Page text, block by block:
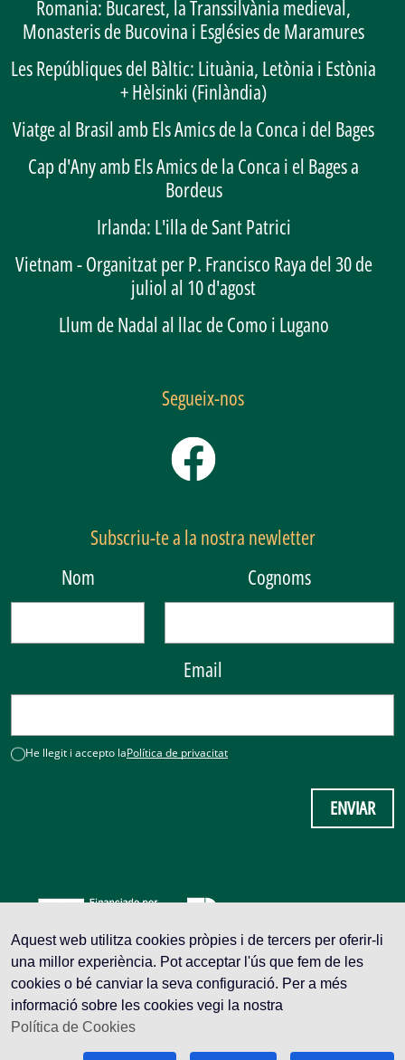
Romania: Bucarest, la Transsilvània medieval,
Monasteris de Bucovina i Esglésies de Maramures
Les Repúbliques del Bàltic: Lituània, Letònia i Estònia
+ Hèlsinki (Finlàndia)
Viatge al Brasil amb Els Amics de la Conca i del Bages
Cap d'Any amb Els Amics de la Conca i el Bages a
Bordeus
Irlanda: L'illa de Sant Patrici
Vietnam - Organitzat per P. Francisco Raya del 30 de
juliol al 10 d'agost
Llum de Nadal al llac de Como i Lugano
Segueix-nos
Subscriu-te a la nostra newletter
Nom
Cognoms
Email
He llegit i accepto laPolítica de privacitat
ENVIAR
Aquest web utilitza cookies pròpies i de tercers per oferir-li
una millor experiència. Pot acceptar l'ús que fem de les
cookies o bé canviar la seva configuració. Per a més
informació sobre les cookies vegi la nostra
Política de Cookies